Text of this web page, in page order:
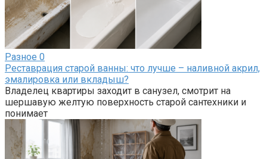
Разное 0
Реставрация старой ванны: что лучше – наливной акрил,
эмалировка или вкладыш?
Владелец квартиры заходит в санузел, смотрит на
шершавую желтую поверхность старой сантехники и
понимает